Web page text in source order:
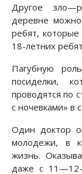
Другое
деревне
ребят,
18-летних
Пагубную
посиделки,
проводятся по
с ночевками» в
Один доктор
молодежи, в
жизнь.
даже с 11—12-